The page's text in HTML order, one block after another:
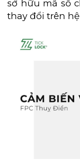
sở hữu mã số
thay đổi trên